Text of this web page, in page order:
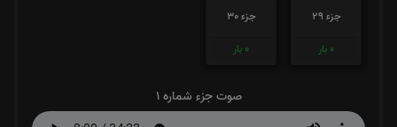
جزء 29
0 بار
جزء 30
0 بار
صوت جزء شماره 1